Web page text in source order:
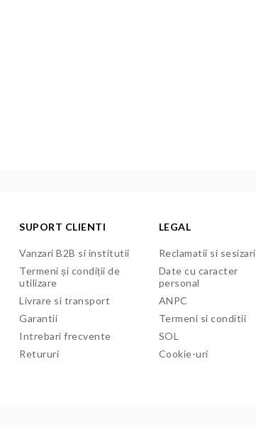
SUPORT CLIENTI
Vanzari B2B si institutii
Termeni și condiții de
utilizare
Livrare si transport
Garantii
Intrebari frecvente
Retururi
LEGAL
Reclamatii si sesizari
Date cu caracter
personal
ANPC
Termeni si conditii
SOL
Cookie-uri